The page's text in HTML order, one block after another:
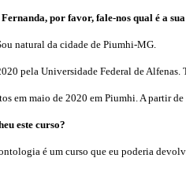
por favor, fale-nos qual é a
natural da cidade de Piumhi-MG.
pela Universidade Federal de
em maio de 2020 em Piumhi. A partir
este curso?
é um curso que eu poderia